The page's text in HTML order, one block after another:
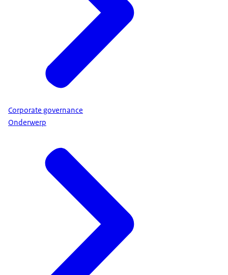
Corporate governance
Onderwerp